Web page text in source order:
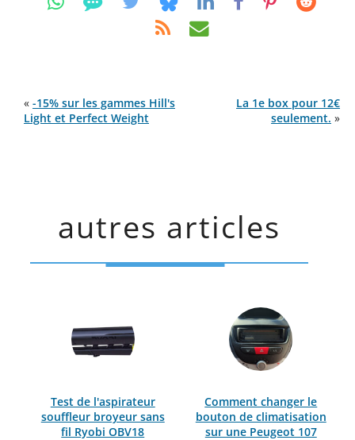
« -15% sur les gammes Hill's
Light et Perfect Weight
La 1e box pour 12€
seulement. »
autres articles
Test de l'aspirateur
souffleur broyeur sans
fil Ryobi OBV18
Comment changer le
bouton de climatisation
sur une Peugeot 107